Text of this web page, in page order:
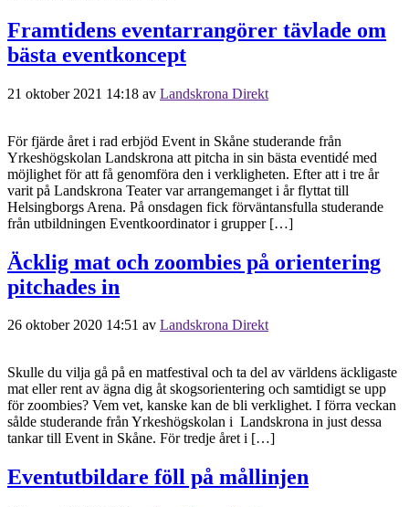
Framtidens eventarrangörer tävlade om
bästa eventkoncept
21 oktober 2021 14:18 av Landskrona Direkt
För fjärde året i rad erbjöd Event in Skåne studerande från
Yrkeshögskolan Landskrona att pitcha in sin bästa eventidé med
möjlighet för att få genomföra den i verkligheten. Efter att i tre år
varit på Landskrona Teater var arrangemanget i år flyttat till
Helsingborgs Arena. På onsdagen fick förväntansfulla studerande
från utbildningen Eventkoordinator i grupper […]
Äcklig mat och zoombies på orientering
pitchades in
26 oktober 2020 14:51 av Landskrona Direkt
Skulle du vilja gå på en matfestival och ta del av världens äckligaste
mat eller rent av ägna dig åt skogsorientering och samtidigt se upp
för zoombies? Vem vet, kanske kan de bli verklighet. I förra veckan
sålde studerande från Yrkeshögskolan i Landskrona in just dessa
tankar till Event in Skåne. För tredje året i […]
Eventutbildare föll på mållinjen